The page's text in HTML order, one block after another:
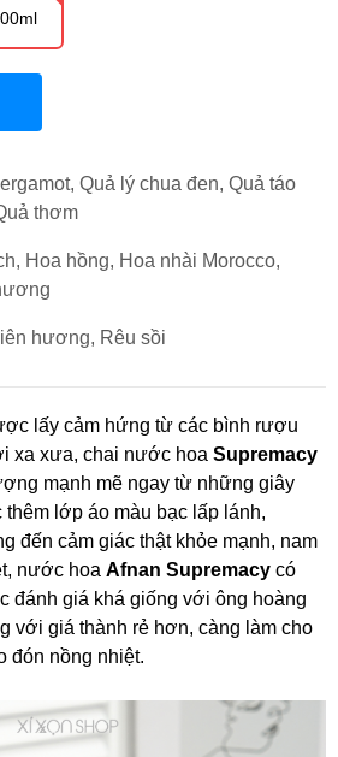
Quả lý chua đen, Quả táo
thơm
Hoa hồng, Hoa nhài Morocco,
hương, Rêu sồi
lấy cảm hứng từ các bình rượu
xa xưa, chai nước hoa Supremacy
mạnh mẽ ngay từ những giây
lớp áo màu bạc lấp lánh,
đến cảm giác thật khỏe mạnh, nam
nước hoa Afnan Supremacy có
đánh giá khá giống với ông hoàng
với giá thành rẻ hơn, càng làm cho
đón nồng nhiệt.